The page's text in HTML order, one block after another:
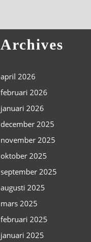
Archives
april 2026
februari 2026
januari 2026
december 2025
november 2025
oktober 2025
september 2025
augusti 2025
mars 2025
februari 2025
januari 2025